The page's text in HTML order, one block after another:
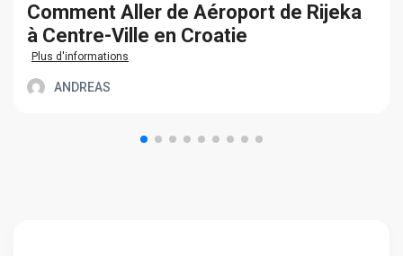
Сomment Aller de Aéroport de Rijeka
à Centre-Ville en Croatie
Plus d'informations
ANDREAS